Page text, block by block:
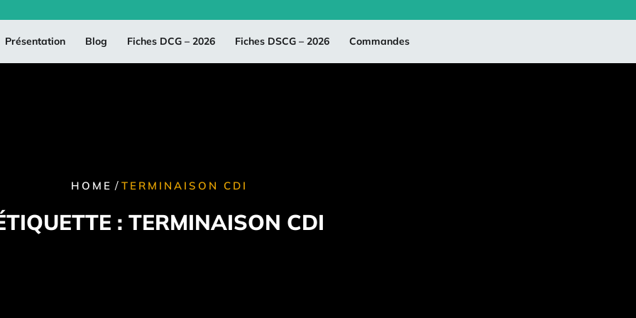
Présentation Blog Fiches DCG – 2026 Fiches DSCG – 2026 Commandes
HOME / TERMINAISON CDI
: TERMINAISON CDI